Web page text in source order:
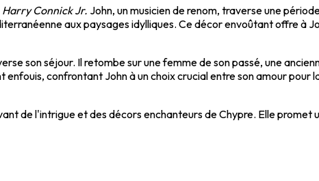
Harry Connick Jr. John, un musicien de renom, traverse une
aux paysages idylliques. Ce décor envoûtant offre à
son séjour. Il retombe sur une femme de son passé, une
confrontant John à un choix crucial entre son amour pour
de l'intrigue et des décors enchanteurs de Chypre. Elle promet